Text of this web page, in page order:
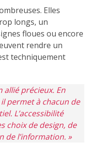
Elles
longs, un
floues ou encore
rendre un
techniquement
allié précieux. En
permet à chacun de
L’accessibilité
choix de design, de
de l’information. »